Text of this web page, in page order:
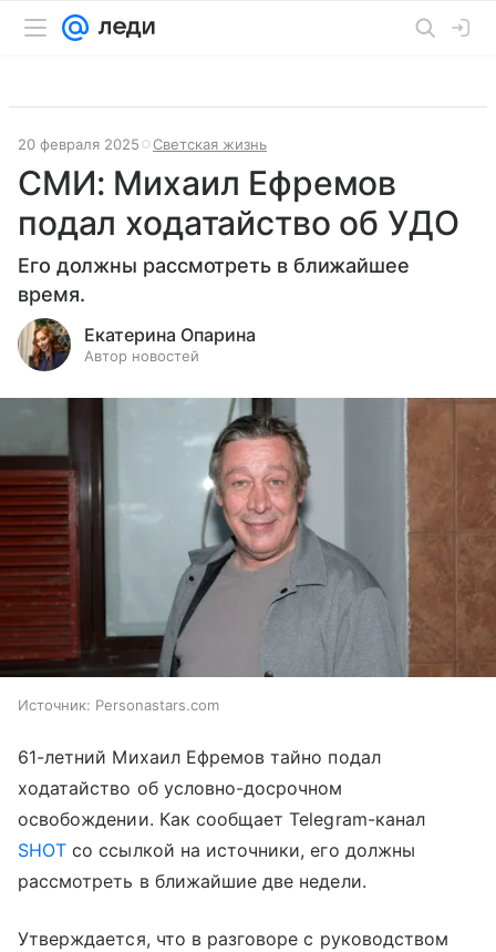
20 февраля 2025 Светская жизнь
СМИ: Михаил Ефремов
подал ходатайство об УДО
Его должны рассмотреть в ближайшее
время.
Екатерина Опарина
Автор новостей
Источник: Personastars.com
61-летний Михаил Ефремов тайно подал
ходатайство об условно-досрочном
освобождении. Как сообщает Telegram-канал
SHOT со ссылкой на источники, его должны
рассмотреть в ближайшие две недели.
Утверждается, что в разговоре с руководством